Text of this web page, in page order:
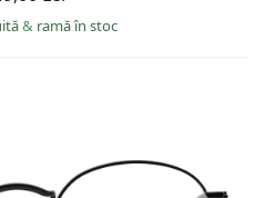
& ramă în stoc